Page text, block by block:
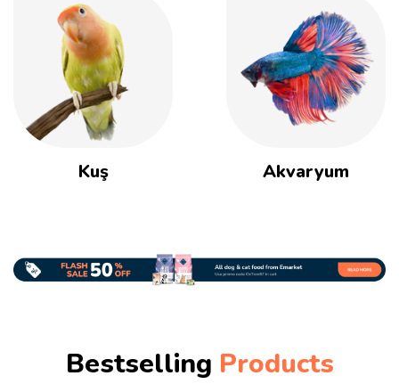
Kuş Akvaryum
Bestselling Products